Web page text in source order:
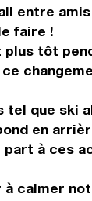
entre amis
faire !
tôt
que ski
en
part à ces
à calmer